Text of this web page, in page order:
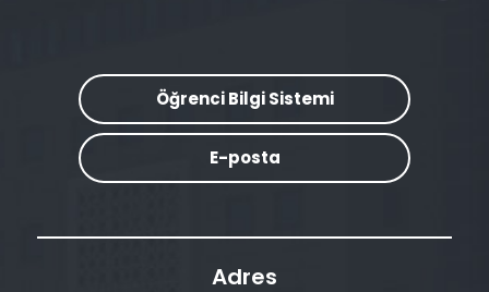
Öğrenci Bilgi Sistemi
E-posta
Adres